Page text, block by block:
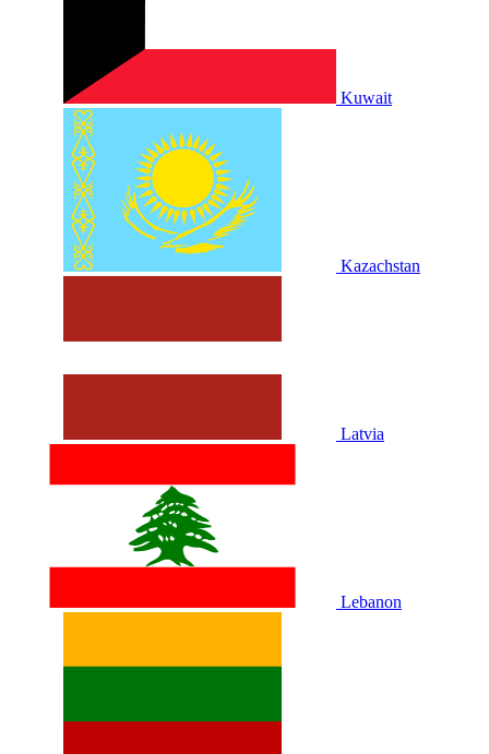
Kuwait
Kazachstan
Latvia
Lebanon